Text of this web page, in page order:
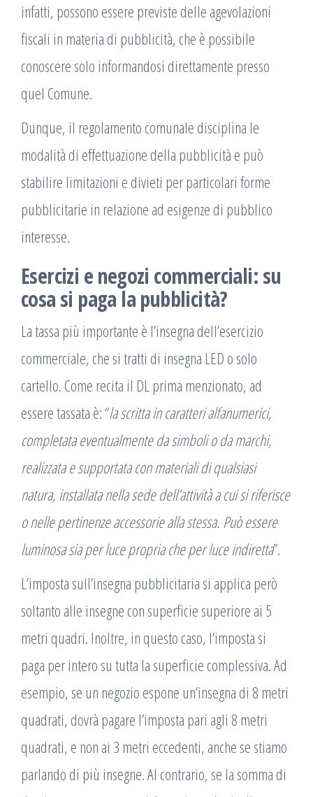
infatti, possono essere previste delle agevolazioni
fiscali in materia di pubblicità, che è possibile
conoscere solo informandosi direttamente presso
quel Comune.
Dunque, il regolamento comunale disciplina le
modalità di effettuazione della pubblicità e può
stabilire limitazioni e divieti per particolari forme
pubblicitarie in relazione ad esigenze di pubblico
interesse.
Esercizi e negozi commerciali: su
cosa si paga la pubblicità?
La tassa più importante è l’insegna dell’esercizio
commerciale, che si tratti di insegna LED o solo
cartello. Come recita il DL prima menzionato, ad
essere tassata è: “la scritta in caratteri alfanumerici,
completata eventualmente da simboli o da marchi,
realizzata e supportata con materiali di qualsiasi
natura, installata nella sede dell’attività a cui si riferisce
o nelle pertinenze accessorie alla stessa. Può essere
luminosa sia per luce propria che per luce indiretta”.
L’imposta sull’insegna pubblicitaria si applica però
soltanto alle insegne con superficie superiore ai 5
metri quadri. Inoltre, in questo caso, l’imposta si
paga per intero su tutta la superficie complessiva. Ad
esempio, se un negozio espone un’insegna di 8 metri
quadrati, dovrà pagare l’imposta pari agli 8 metri
quadrati, e non ai 3 metri eccedenti, anche se stiamo
parlando di più insegne. Al contrario, se la somma di